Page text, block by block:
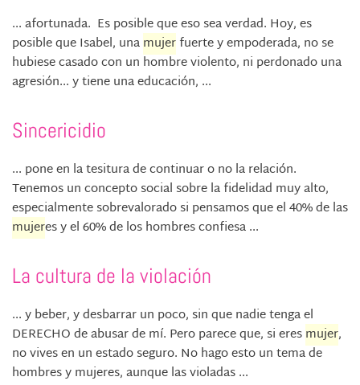
... afortunada. Es posible que eso sea verdad. Hoy, es
posible que Isabel, unamujerfuerte y empoderada, no se
hubiese casado con un hombre violento, ni perdonado una
agresión... y tiene una educación, ...
Sincericidio
... pone en la tesitura de continuar o no la relación.
Tenemos un concepto social sobre la fidelidad muy alto,
especialmente sobrevalorado si pensamos que el 40% de las
mujeres y el 60% de los hombres confiesa ...
La cultura de la violación
... y beber, y desbarrar un poco, sin que nadie tenga el
DERECHO de abusar de mí. Pero parece que, si eresmujer,
no vives en un estado seguro. No hago esto un tema de
hombres y mujeres, aunque las violadas ...